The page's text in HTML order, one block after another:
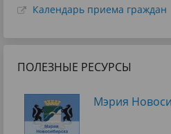
Календарь приема граждан
ПОЛЕЗНЫЕ РЕСУРСЫ
Мэрия